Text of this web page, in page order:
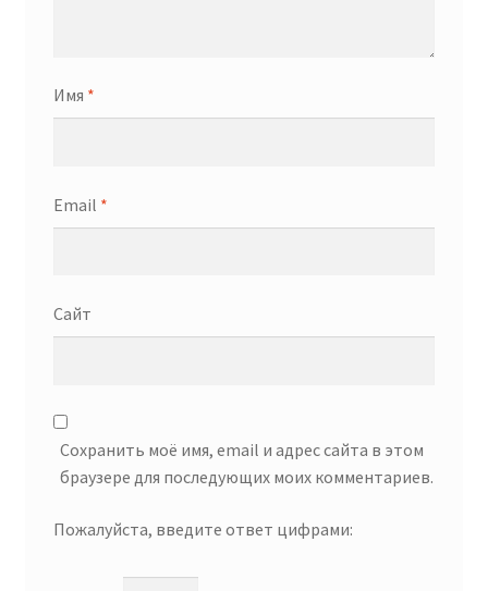
Имя *
Email *
Сайт
Сохранить моё имя, email и адрес сайта в этом
браузере для последующих моих комментариев.
Пожалуйста, введите ответ цифрами: